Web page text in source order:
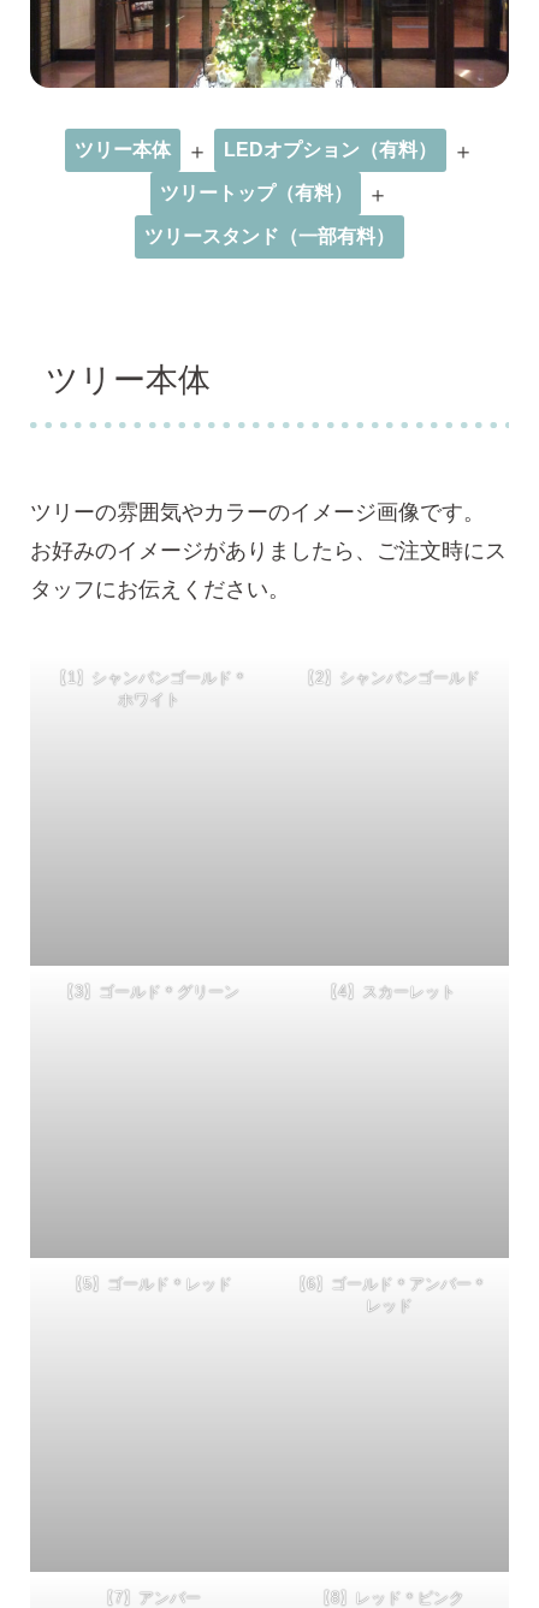
ツリー本体 ＋ LEDオプション（有料） ＋
ツリートップ（有料） ＋
ツリースタンド（一部有料）
ツリー本体
ツリーの雰囲気やカラーのイメージ画像です。
お好みのイメージがありましたら、ご注文時にス
タッフにお伝えください。
【1】シャンパンゴールド＊
ホワイト
【2】シャンパンゴールド
【3】ゴールド＊グリーン 【4】スカーレット
【5】ゴールド＊レッド
【6】ゴールド＊アンバー＊
レッド
【7】アンバー 【8】レッド＊ピンク